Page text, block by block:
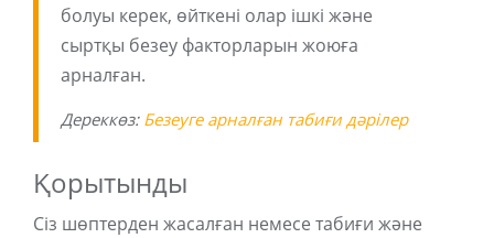
болуы керек, өйткені олар ішкі және
сыртқы безеу факторларын жоюға
арналған.
Дереккөз: Безеуге арналған табиғи дәрілер
Қорытынды
Сіз шөптерден жасалған немесе табиғи және